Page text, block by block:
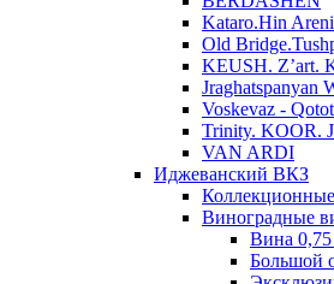
Kataro.Hin
Old
KEUSH. Z’art.
Jraghatspanyan
Voskevaz - Qotot
Trinity. KOOR.
VAN ARDI
Иджеванский ВКЗ
Виноградные
Вина
Большой